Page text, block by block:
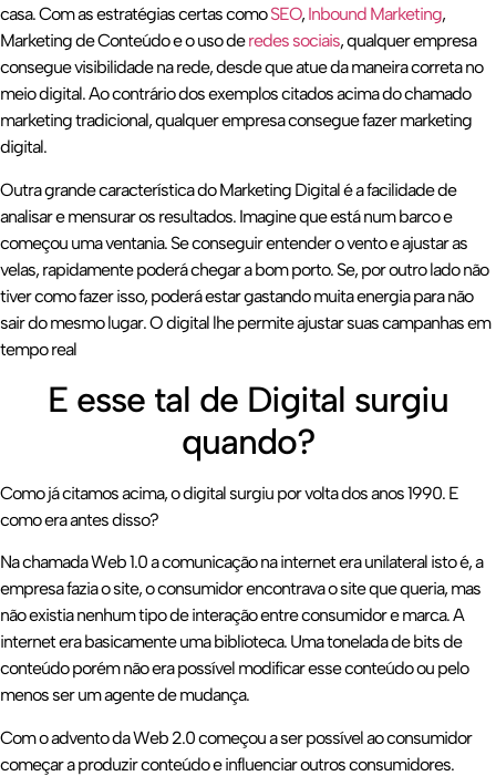
casa. Com as estratégias certas comoSEO, Inbound Marketing,
Marketing de Conteúdo e o uso deredes sociais, qualquer empresa
consegue visibilidade na rede, desde que atue da maneira correta no
meio digital. Ao contrário dos exemplos citados acima do chamado
marketing tradicional, qualquer empresa consegue fazer marketing
digital.
Outra grande característica do Marketing Digital é a facilidade de
analisar e mensurar os resultados. Imagine que está num barco e
começou uma ventania. Se conseguir entender o vento e ajustar as
velas, rapidamente poderá chegar a bom porto. Se, por outro lado não
tiver como fazer isso, poderá estar gastando muita energia para não
sair do mesmo lugar. O digital lhe permite ajustar suas campanhas em
tempo real
E esse tal de Digital surgiu
quando?
Como já citamos acima, o digital surgiu por volta dos anos 1990. E
como era antes disso?
Na chamada Web 1.0 a comunicação na internet era unilateral isto é, a
empresa fazia o site, o consumidor encontrava o site que queria, mas
não existia nenhum tipo de interação entre consumidor e marca. A
internet era basicamente uma biblioteca. Uma tonelada de bits de
conteúdo porém não era possível modificar esse conteúdo ou pelo
menos ser um agente de mudança.
Com o advento da Web 2.0 começou a ser possível ao consumidor
começar a produzir conteúdo e influenciar outros consumidores.